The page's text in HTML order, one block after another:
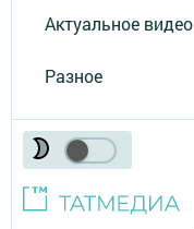
Актуальное видео
Разное